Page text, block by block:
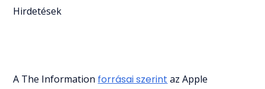
Hirdetések
A The Information forrásai szerint az Apple